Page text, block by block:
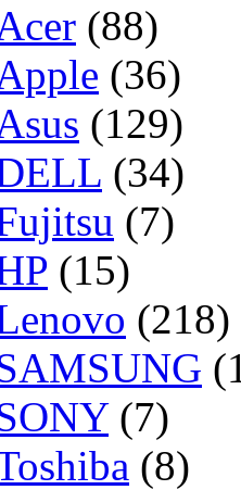
(88)
(36)
(129)
(34)
(7)
(15)
(218)
(7)
(8)